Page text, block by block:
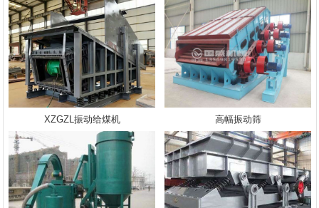
XZGZL振动给煤机 高幅振动筛